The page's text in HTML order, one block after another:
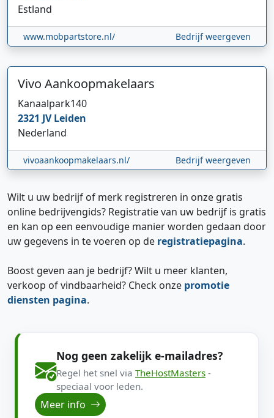
Estland
www.mobpartstore.nl/ Bedrijf weergeven
Vivo Aankoopmakelaars
Kanaalpark140
2321 JVLeiden
Nederland
vivoaankoopmakelaars.nl/ Bedrijf weergeven
Wilt u uw bedrijf of merk registreren in onze gratis
online bedrijvengids? Registratie van uw bedrijf is gratis
en kan op een eenvoudige manier worden gedaan door
uw gegevens in te voeren op de registratiepagina.
Boost geven aan je bedrijf? Wilt u meer klanten,
verkoop of vindbaarheid? Check onze promotie
diensten pagina.
Nog geen zakelijk e-mailadres?
Regel het snel via TheHostMasters -
speciaal voor leden.
Meer info